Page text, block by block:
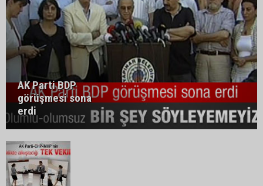
AK Parti BDP
görüşmesi sona
erdi